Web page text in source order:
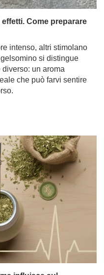
che può farvi sentire
influisce sul
per anni, non solo
carica di energia
vogliono capire meglio
questo infuso può